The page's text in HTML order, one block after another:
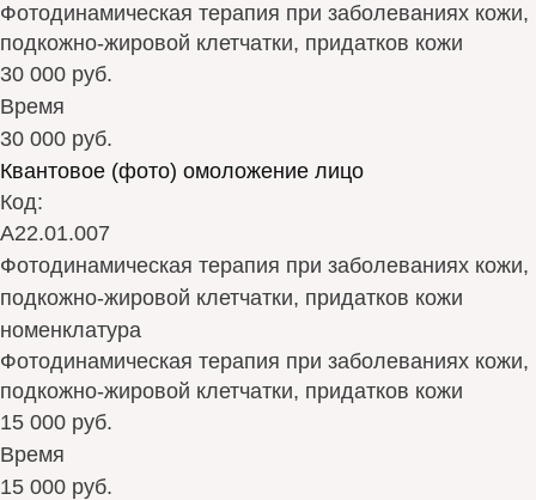
Фотодинамическая терапия при заболеваниях кожи,
подкожно-жировой клетчатки, придатков кожи
30 000 руб.
Время
30 000 руб.
Квантовое (фото) омоложение лицо
Код:
А22.01.007
Фотодинамическая терапия при заболеваниях кожи,
подкожно-жировой клетчатки, придатков кожи
номенклатура
Фотодинамическая терапия при заболеваниях кожи,
подкожно-жировой клетчатки, придатков кожи
15 000 руб.
Время
15 000 руб.